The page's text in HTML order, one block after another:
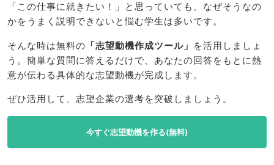
「この仕事に就きたい！」と思っていても、なぜそうなの
かをうまく説明できないと悩む学生は多いです。
そんな時は無料の 「志望動機作成ツール」 を活用しましょ
う。簡単な質問に答えるだけで、あなたの回答をもとに熱
意が伝わる具体的な志望動機が完成します。
ぜひ活用して、志望企業の選考を突破しましょう。
今すぐ志望動機を作る(無料)